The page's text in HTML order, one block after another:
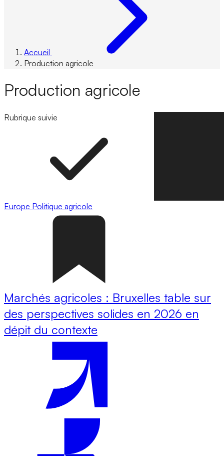
Accueil
Production agricole
Production agricole
Rubrique suivie
Europe Politique agricole
Marchés agricoles : Bruxelles table sur
des perspectives solides en 2026 en
dépit du contexte